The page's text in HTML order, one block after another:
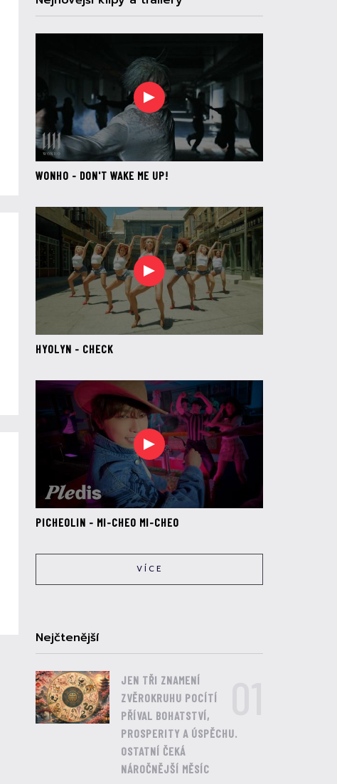
WONHO - DON'T WAKE ME UP!
HYOLYN - CHECK
PICHEOLIN - MI-CHEO MI-CHEO
VÍCE
Nejčtenější
JEN TŘI ZNAMENÍ
ZVĚROKRUHU POCÍTÍ
PŘÍVAL BOHATSTVÍ,
PROSPERITY A ÚSPĚCHU.
OSTATNÍ ČEKÁ
NÁROČNĚJŠÍ MĚSÍC